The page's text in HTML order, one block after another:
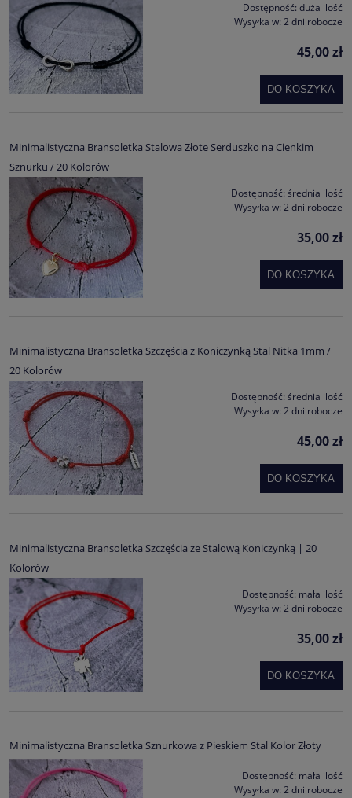
Dostępność: duża ilość
Wysyłka w: 2 dni robocze
45,00 zł
DO KOSZYKA
Minimalistyczna Bransoletka Stalowa Złote Serduszko na Cienkim
Sznurku / 20 Kolorów
Dostępność: średnia ilość
Wysyłka w: 2 dni robocze
35,00 zł
DO KOSZYKA
Minimalistyczna Bransoletka Szczęścia z Koniczynką Stal Nitka 1mm /
20 Kolorów
Dostępność: średnia ilość
Wysyłka w: 2 dni robocze
45,00 zł
DO KOSZYKA
Minimalistyczna Bransoletka Szczęścia ze Stalową Koniczynką | 20
Kolorów
Dostępność: mała ilość
Wysyłka w: 2 dni robocze
35,00 zł
DO KOSZYKA
Minimalistyczna Bransoletka Sznurkowa z Pieskiem Stal Kolor Złoty
Dostępność: mała ilość
Wysyłka w: 2 dni robocze